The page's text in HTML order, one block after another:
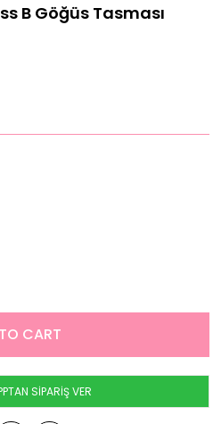
B Göğüs Tasması
SİPARİŞ VER